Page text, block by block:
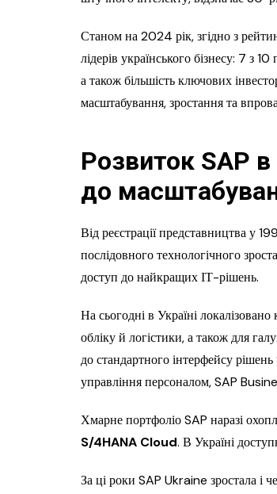
Станом на 2024 рік, згідно з
лідерів українського бізнесу: 7 з
а також більшість ключових
масштабування, зростання та
Розвиток SAP в
до
Від реєстрації представництва у
послідовного технологічного
доступ до найкращих ІТ-рішень.
На сьогодні в Україні
обліку й логістики, а також для
до стандартного інтерфейсу
управління персоналом, SAP
Хмарне портфоліо SAP наразі
S/4HANA Cloud. В Україні
За ці роки SAP Ukraine зростала і